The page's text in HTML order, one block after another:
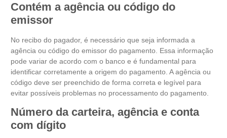
Contém a agência ou código do
emissor
No recibo do pagador, é necessário que seja informada a
agência ou código do emissor do pagamento. Essa informação
pode variar de acordo com o banco e é fundamental para
identificar corretamente a origem do pagamento. A agência ou
código deve ser preenchido de forma correta e legível para
evitar possíveis problemas no processamento do pagamento.
Número da carteira, agência e conta
com dígito